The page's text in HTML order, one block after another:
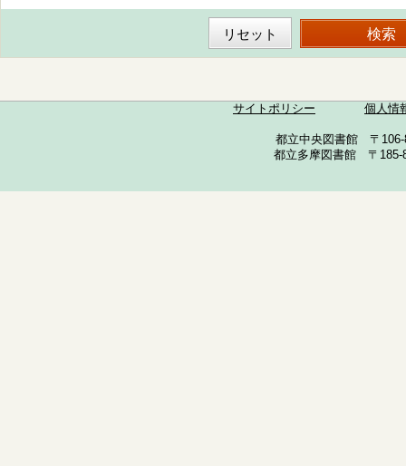
サイトポリシー 個人情
都立中央図書館 〒
都立多摩図書館 〒185-